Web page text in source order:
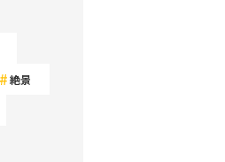
絶景